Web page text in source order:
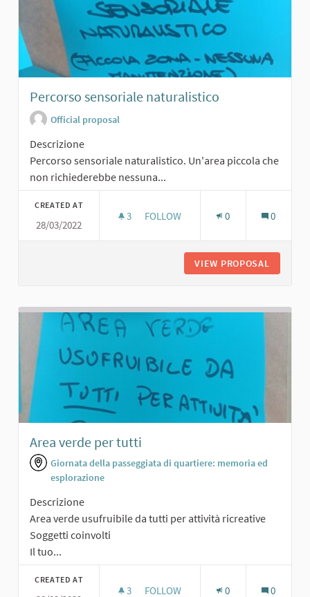
Percorso sensoriale naturalistico
Official proposal
Descrizione
Percorso sensoriale naturalistico. Un'area piccola che
non richiederebbe nessuna...
CREATED AT
28/03/2022
3 3 FOLLOWERS
FOLLOW 0 0
VIEW PROPOSAL
Area verde per tutti
Giornata della passeggiata di quartiere: memoria ed
esplorazione
Descrizione
Area verde usufruibile da tutti per attività ricreative
Soggetti coinvolti
Il tuo...
CREATED AT
3 3 FOLLOWERS
FOLLOW 0 0